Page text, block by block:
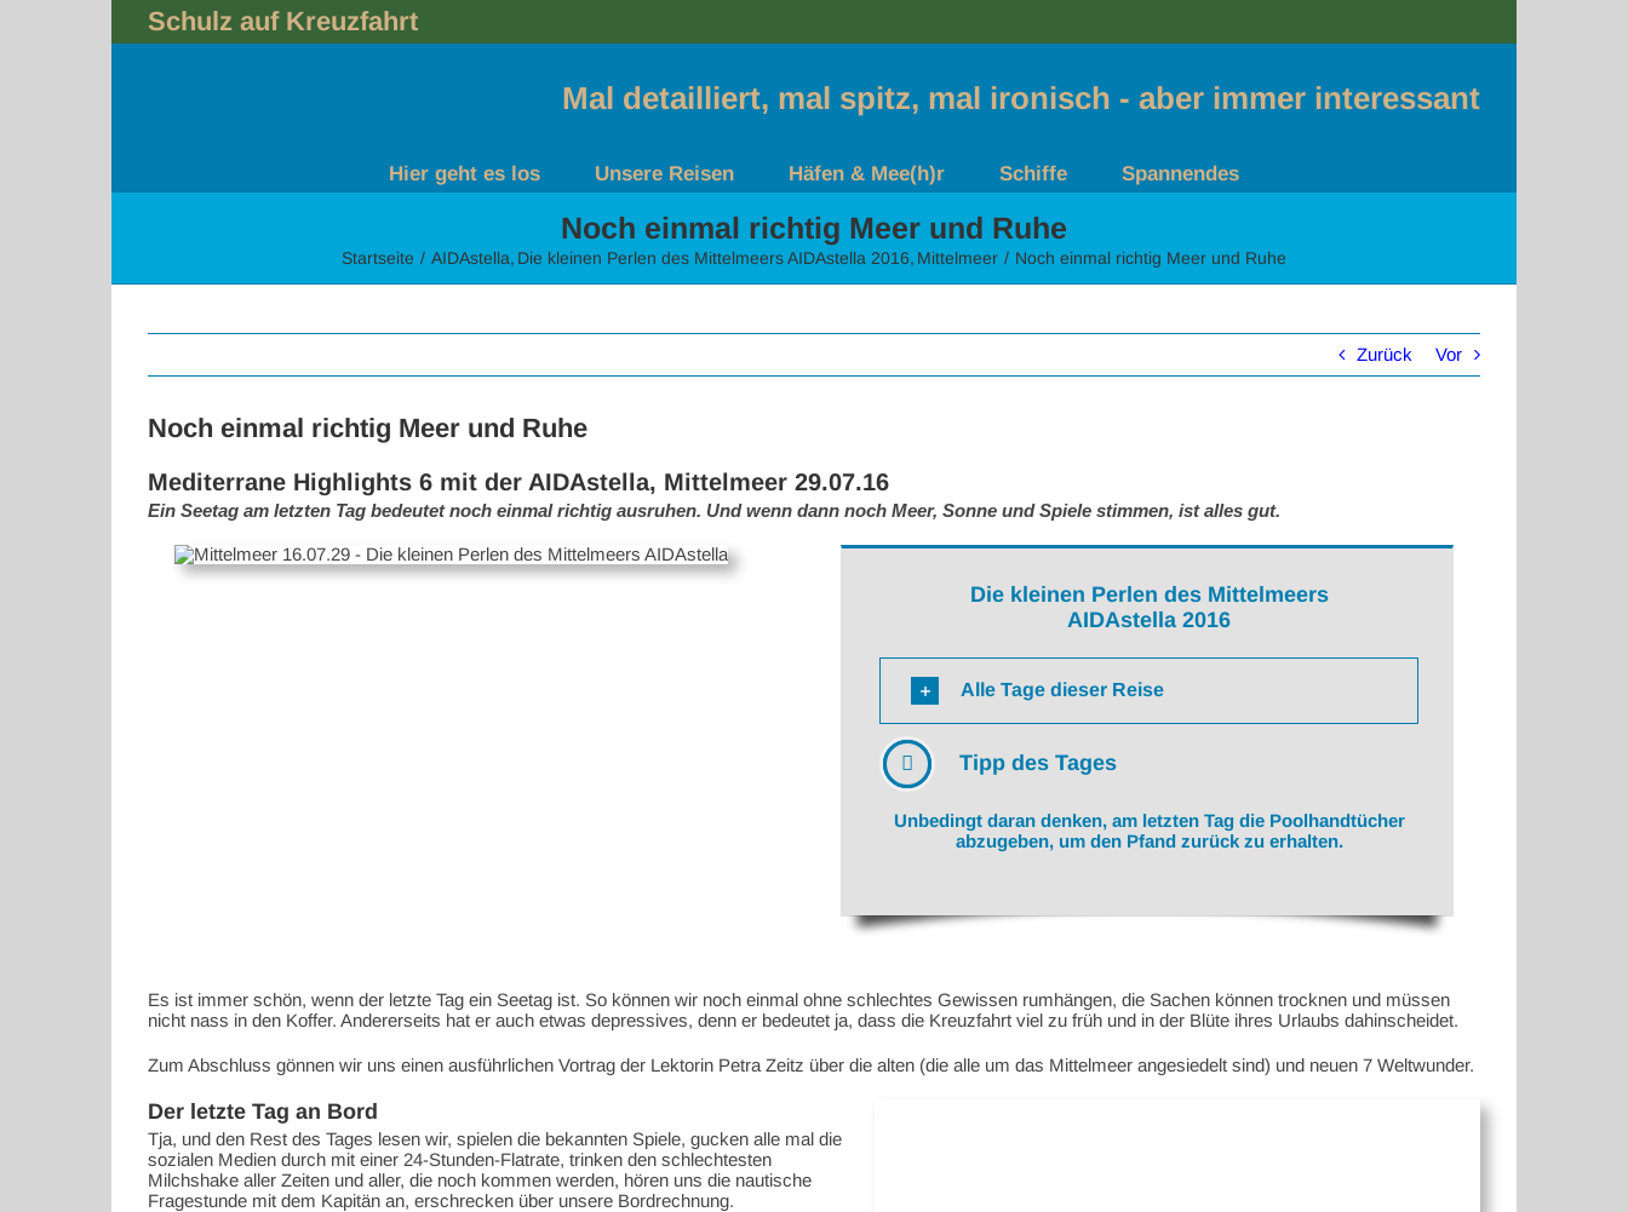
Schulz auf Kreuzfahrt
Mal detailliert, mal spitz, mal ironisch - aber immer interessant
Hier geht es los Unsere Reisen Häfen & Mee(h)r Schiffe Spannendes
Noch einmal richtig Meer und Ruhe
Startseite AIDAstella Die kleinen Perlen des Mittelmeers AIDAstella 2016 Mittelmeer Noch einmal richtig Meer und Ruhe
Zurück Vor
Noch einmal richtig Meer und Ruhe
Mediterrane Highlights 6 mit der AIDAstella, Mittelmeer 29.07.16
Ein Seetag am letzten Tag bedeutet noch einmal richtig ausruhen. Und wenn dann noch Meer, Sonne und Spiele stimmen, ist alles gut.
Die kleinen Perlen des Mittelmeers
AIDAstella 2016
Alle Tage dieser Reise
Tipp des Tages
Unbedingt daran denken, am letzten Tag die Poolhandtücher
abzugeben, um den Pfand zurück zu erhalten.
Es ist immer schön, wenn der letzte Tag ein Seetag ist. So können wir noch einmal ohne schlechtes Gewissen rumhängen, die Sachen können trocknen und müssen
nicht nass in den Koffer. Andererseits hat er auch etwas depressives, denn er bedeutet ja, dass die Kreuzfahrt viel zu früh und in der Blüte ihres Urlaubs dahinscheidet.
Zum Abschluss gönnen wir uns einen ausführlichen Vortrag der Lektorin Petra Zeitz über die alten (die alle um das Mittelmeer angesiedelt sind) und neuen 7 Weltwunder.
Der letzte Tag an Bord
Tja, und den Rest des Tages lesen wir, spielen die bekannten Spiele, gucken alle mal die
sozialen Medien durch mit einer 24-Stunden-Flatrate, trinken den schlechtesten
Milchshake aller Zeiten und aller, die noch kommen werden, hören uns die nautische
Fragestunde mit dem Kapitän an, erschrecken über unsere Bordrechnung.